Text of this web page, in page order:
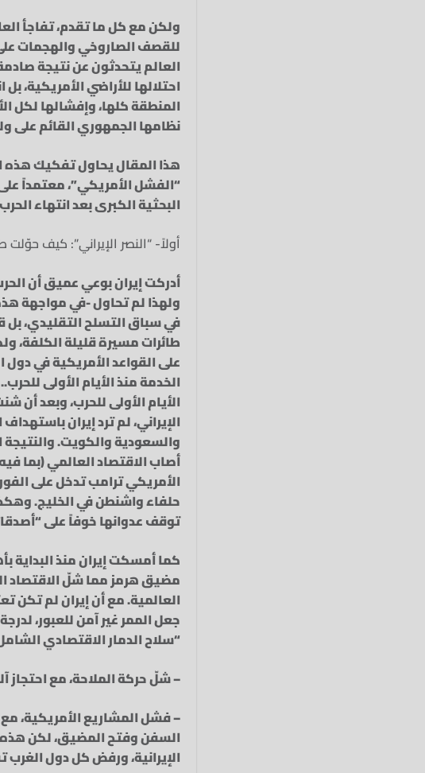
ولكن مع كل ما تقدم، تفاجأ
للقصف الصاروخي والهجمات
العالم يتحدثون عن نتيجة
احتلالها للأراضي الأمريكية،
المنطقة كلها، وإفشالها لكل
نظامها الجمهوري القائم على
هذا المقال يحاول تفكيك هذه
“الفشل الأمريكي”، معتمداً
البحثية الكبرى بعد انتهاء
أولاً- “النصر الإيراني”: كيف
أدركت إيران بوعي عميق أن
ولهذا لم تحاول -في مواجهة
في سباق التسلح التقليدي،
طائرات مسيرة قليلة الكلفة،
على القواعد الأمريكية في دول
الخدمة منذ الأيام الأولى
الأيام الأولى للحرب، وبعد
الإيراني، لم ترد إيران
والسعودية والكويت.
أصاب الاقتصاد العالمي (بما
الأمريكي ترامب تدخل على
حلفاء واشنطن في الخليج.
توقف عدوانها خوفاً على
كما أمسكت إيران منذ
مضيق هرمز مما شلّ الاقتصاد
العالمية. مع أن إيران لم تكن
جعل الممر غير آمن للعبور،
“سلاح الدمار الاقتصادي
– شلّ حركة الملاحة، مع احتجاز
– فشل المشاريع الأمريكية،
السفن وفتح المضيق، لكن هذه
الإيرانية، ورفض كل دول الغرب